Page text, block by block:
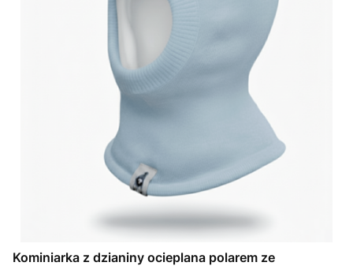
Kominiarka z dzianiny ocieplana polarem ze